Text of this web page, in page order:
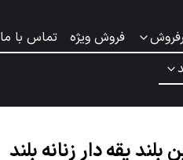
فروش ویژه تماس با ما
یقه دار زنانه بلند